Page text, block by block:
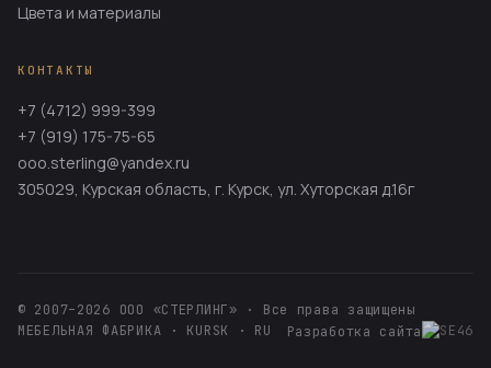
Цвета и материалы
КОНТАКТЫ
+7 (4712) 999-399
+7 (919) 175-75-65
ooo.sterling@yandex.ru
305029, Курская область, г. Курск, ул. Хуторская д.16г
© 2007–2026 ООО «СТЕРЛИНГ» · Все права защищены
МЕБЕЛЬНАЯ ФАБРИКА · KURSK · RU
Разработка сайта